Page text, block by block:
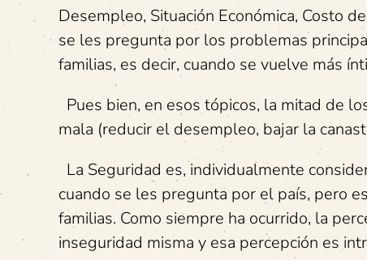
Desempleo, Situación Económica, Costo
se les pregunta por los problemas
familias, es decir, cuando se vuelve más
Pues bien, en esos tópicos, la mitad de
mala (reducir el desempleo, bajar la
La Seguridad es, individualmente
cuando se les pregunta por el país, pero
familias. Como siempre ha ocurrido, la
inseguridad misma y esa percepción es